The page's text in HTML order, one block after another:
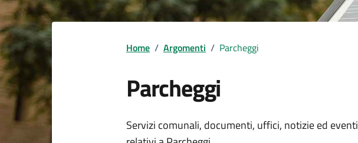
Home / Argomenti / Parcheggi
Parcheggi
Dettagli dell'argomento
Servizi comunali, documenti, uffici, notizie ed eventi